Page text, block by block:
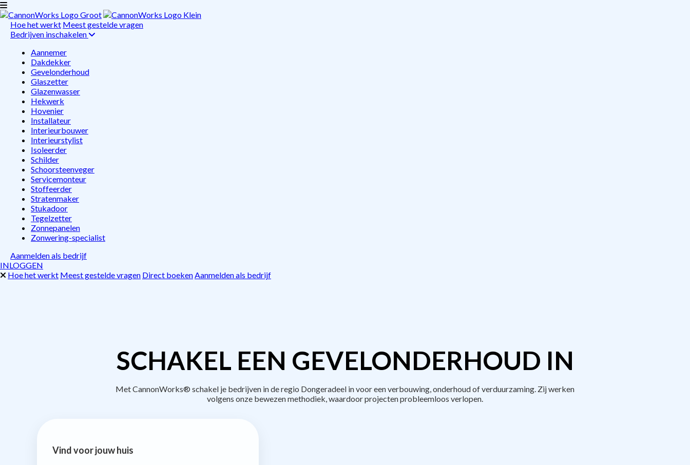
Hoe het werkt Meest gestelde vragen
Bedrijven inschakelen
Aannemer
Dakdekker
Gevelonderhoud
Glaszetter
Glazenwasser
Hekwerk
Hovenier
Installateur
Interieurbouwer
Interieurstylist
Isoleerder
Schilder
Schoorsteenveger
Servicemonteur
Stoffeerder
Stratenmaker
Stukadoor
Tegelzetter
Zonnepanelen
Zonwering-specialist
Aanmelden als bedrijf
INLOGGEN
Hoe het werkt Meest gestelde vragen Direct boekenAanmelden als bedrijf
SCHAKEL EEN GEVELONDERHOUD IN
Met CannonWorks® schakel je bedrijven in de regio Dongeradeel in voor een verbouwing, onderhoud of verduurzaming. Zij werken
volgens onze bewezen methodiek, waardoor projecten probleemloos verlopen.
Vind voor jouw huis